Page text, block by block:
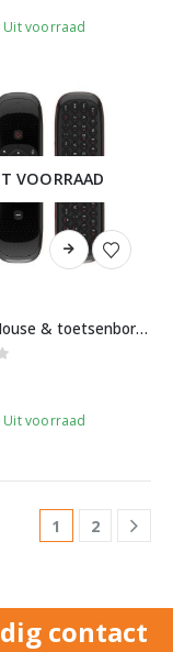
Uit voorraad
VOORRAAD
W2 Air Mouse & toetsenbord met voice
Uit voorraad
1 2
contact